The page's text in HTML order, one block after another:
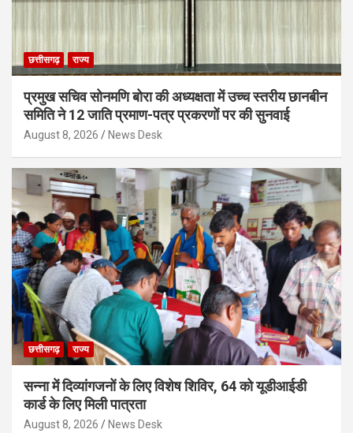
छत्तीसगढ़ राज्य
प्रमुख सचिव सोनमणि बोरा की अध्यक्षता में उच्च स्तरीय छानबीन
समिति ने 12 जाति प्रमाण-पत्र प्रकरणों पर की सुनवाई
August 8, 2026 News Desk
छत्तीसगढ़ राज्य
सन्ना में दिव्यांगजनों के लिए विशेष शिविर, 64 को यूडीआईडी
कार्ड के लिए मिली पात्रता
August 8, 2026 News Desk